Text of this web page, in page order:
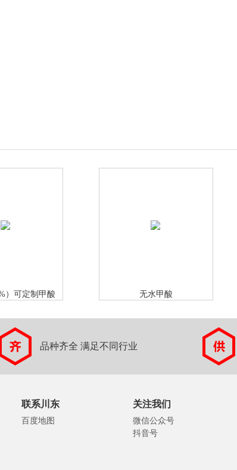
）可定制甲酸 无水甲酸
品种齐全 满足不同行业
联系川东
百度地图
关注我们
微信公众号
抖音号